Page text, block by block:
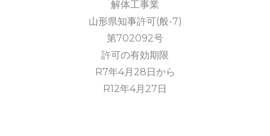
解体工事業
山形県知事許可(般-7)
第702092号
許可の有効期限
R7年4月28日から
R12年4月27日